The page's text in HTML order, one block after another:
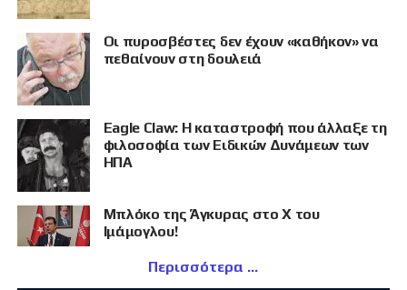
Οι πυροσβέστες δεν έχουν «καθήκον» να
πεθαίνουν στη δουλειά
Eagle Claw: Η καταστροφή που άλλαξε τη
φιλοσοφία των Ειδικών Δυνάμεων των
ΗΠΑ
Μπλόκο της Άγκυρας στο X του
Ιμάμογλου!
Περισσότερα